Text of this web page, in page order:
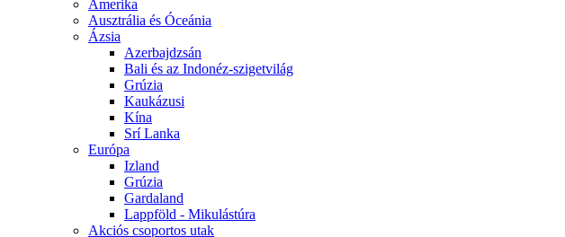
Amerika
Ausztrália és Óceánia
Ázsia
Azerbajdzsán
Bali és az Indonéz-szigetvilág
Grúzia
Kaukázusi
Kína
Srí Lanka
Európa
Izland
Grúzia
Gardaland
Lappföld - Mikulástúra
Akciós csoportos utak